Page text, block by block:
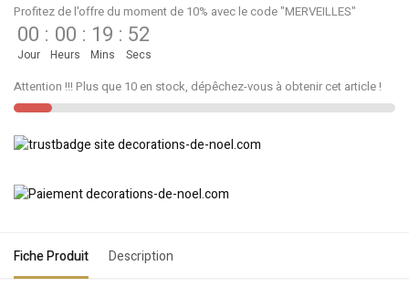
Profitez de l'offre du moment de 10% avec le code "MERVEILLES"
00
Jour
: 00
Heurs
: 19
Mins
: 52
Secs
Attention !!! Plus que 10 en stock, dépêchez-vous à obtenir cet article !
Fiche Produit Description